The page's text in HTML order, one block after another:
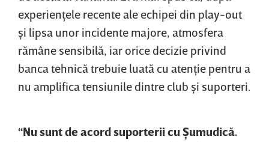
experienţele recente ale echipei din play-out
şi lipsa unor incidente majore, atmosfera
rămâne sensibilă, iar orice decizie privind
banca tehnică trebuie luată cu atenţie pentru a
nu amplifica tensiunile dintre club şi suporteri.
“Nu sunt de acord suporterii cu Şumudică.